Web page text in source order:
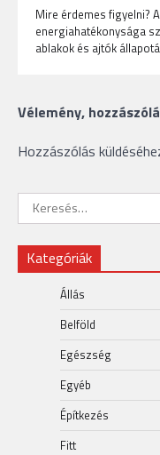
Mire érdemes figyelni?
energiahatékonysága
ablakok és ajtók
Vélemény,
Hozzászólás
Keresés:
Kategóriák
Állás
Belföld
Egészség
Egyéb
Építkezés
Fitt